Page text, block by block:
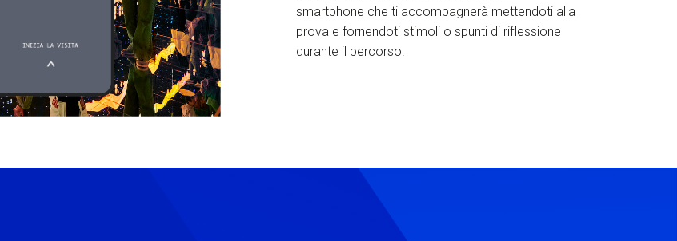
smartphone che ti accompagnerà mettendoti alla
prova e fornendoti stimoli o spunti di riflessione
durante il percorso.